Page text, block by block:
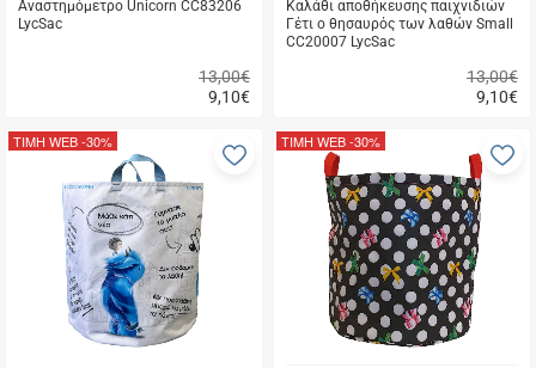
Αναστημόμετρο Unicorn CC83206
LycSac
9,10€
13,00€
αγορά
Καλάθι αποθήκευσης παιχνιδιών
Γέτι ο θησαυρός των λαθών Small
CC20007 LycSac
9,10€
13,00€
αγορά
ΤΙΜΗ WEB-30%
Προσθήκη
αγαπημένα
ΤΙΜΗ WEB-30%